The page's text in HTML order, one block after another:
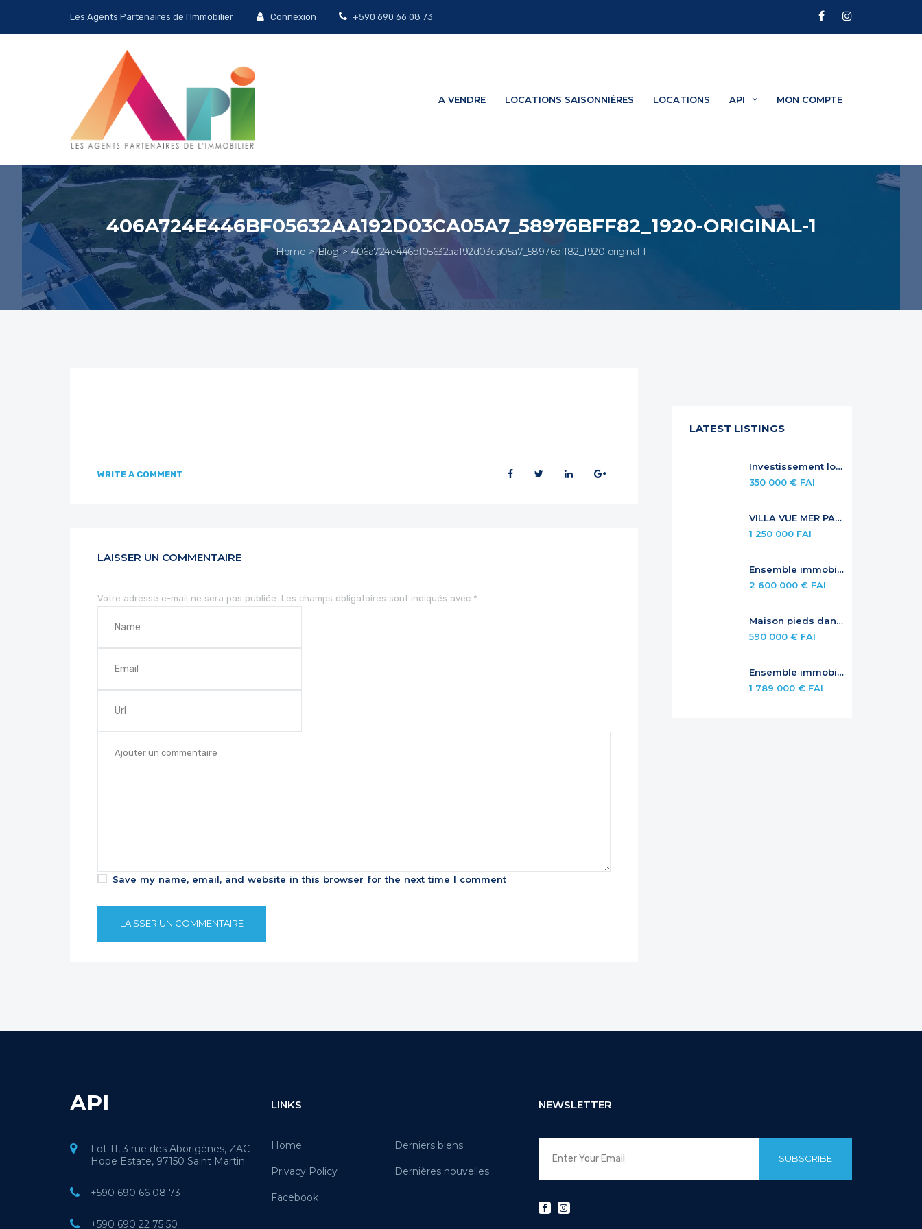
Les Agents Partenaires de l'Immobilier Connexion +590 690 66 08 73
A VENDRE LOCATIONS SAISONNIÈRES LOCATIONS API MON COMPTE
406A724E446BF05632AA192D03CA05A7_58976BFF82_1920-ORIGINAL-1
Home Blog 406a724e446bf05632aa192d03ca05a7_58976bff82_1920-original-1
WRITE A COMMENT
LAISSER UN COMMENTAIRE
Votre adresse e-mail ne sera pas publiée. Les champs obligatoires sont indiqués avec *
Save my name, email, and website in this browser for the next time I comment
LATEST LISTINGS
Investissement locatif sécurisé — Duplex à Anse Marcel
350 000 € FAI
VILLA VUE MER PANORAMIQUE AVEC PISCINE À DÉBORDEMENT
1 250 000 FAI
Ensemble immobilier de standing – investissement locatif premium
2 600 000 € FAI
Maison pieds dans l’eau avec piscine privée
590 000 € FAI
Ensemble immobilier avec rendement et potentiel – Jardins de la Baie Orientale
1 789 000 € FAI
API
Lot 11, 3 rue des Aborigènes, ZAC
Hope Estate, 97150 Saint Martin
+590 690 66 08 73
+590 690 22 75 50
LINKS
Home Derniers biens
Privacy Policy Dernières nouvelles
Facebook
NEWSLETTER
SUBSCRIBE